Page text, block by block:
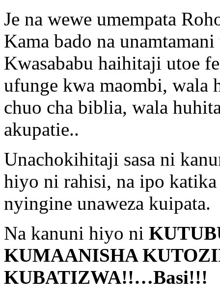
Je na wewe umempata
Kama bado na
Kwasababu haihitaji utoe
ufunge kwa maombi, wala
chuo cha biblia, wala
akupatie..
Unachokihitaji sasa ni
hiyo ni rahisi, na ipo
nyingine unaweza kuipata.
Na kanuni hiyo ni
KUMAANISHA
KUBATIZWA!!…Basi!!!